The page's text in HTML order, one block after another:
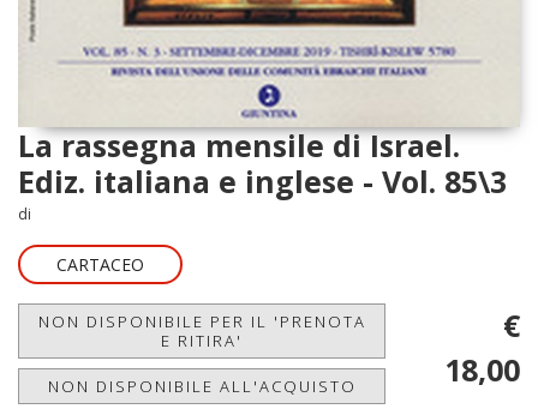
La rassegna mensile di Israel.
Ediz. italiana e inglese - Vol. 85\3
di
CARTACEO
NON DISPONIBILE PER IL 'PRENOTA
E RITIRA'
NON DISPONIBILE ALL'ACQUISTO
€
18,00